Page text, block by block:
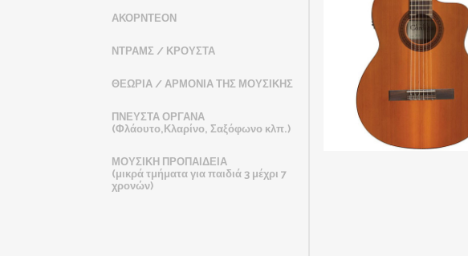
ΑΚΟΡΝΤΕΟΝ
ΝΤΡΑΜΣ / ΚΡΟΥΣΤΑ
ΘΕΩΡΙΑ / ΑΡΜΟΝΙΑ ΤΗΣ ΜΟΥΣΙΚΗΣ
ΠΝΕΥΣΤΑ ΟΡΓΑΝΑ
(Φλάουτο,Κλαρίνο, Σαξόφωνο κλπ.)
ΜΟΥΣΙΚΗ ΠΡΟΠΑΙΔΕΙΑ
(μικρά τμήματα για παιδιά 3 μέχρι 7
χρονών)